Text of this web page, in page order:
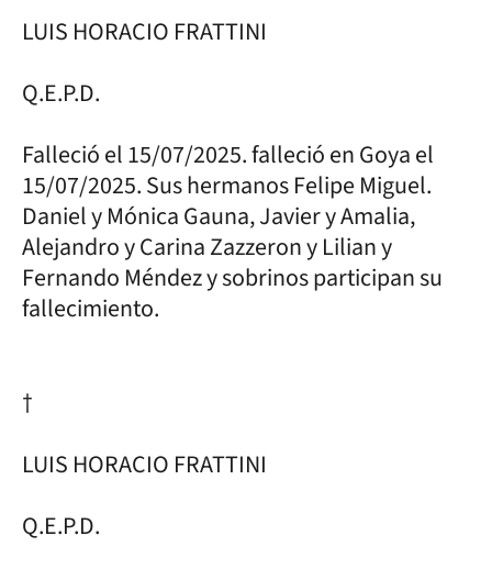
LUIS HORACIO FRATTINI
Q.E.P.D.
Falleció el 15/07/2025. falleció en Goya el
15/07/2025. Sus hermanos Felipe Miguel.
Daniel y Mónica Gauna, Javier y Amalia,
Alejandro y Carina Zazzeron y Lilian y
Fernando Méndez y sobrinos participan su
fallecimiento.
†
LUIS HORACIO FRATTINI
Q.E.P.D.